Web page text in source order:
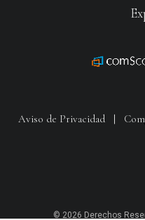
Aviso de Privacidad|
© 2026 Derechos